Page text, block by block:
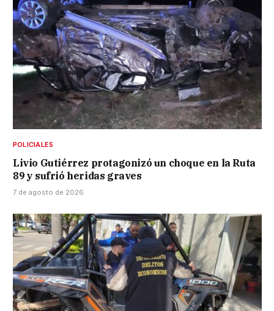
POLICIALES
Livio Gutiérrez protagonizó un choque en la Ruta
89 y sufrió heridas graves
7 de agosto de 2026